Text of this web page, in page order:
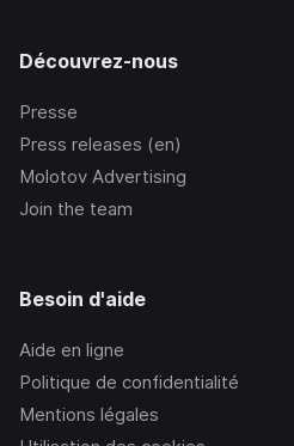
Découvrez-nous
Presse
Press releases (en)
Molotov Advertising
Join the team
Besoin d'aide
Aide en ligne
Politique de confidentialité
Mentions légales